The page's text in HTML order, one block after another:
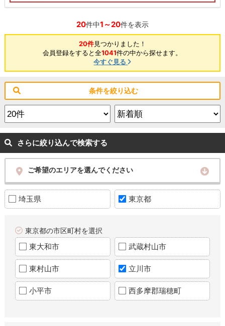
20件中1～20件を表示
20件見つかりました！
会員登録をすると全1041件の中から探せます。
今すぐ見る
条件を絞り込む
さらに絞り込んで検索する
ご希望のエリアを選んでください
埼玉県 東京都
東京都の市区町村を選択
東大和市 武蔵村山市
東村山市 立川市
小平市 西多摩郡瑞穂町